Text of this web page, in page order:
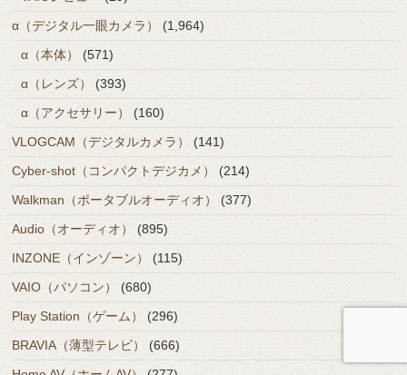
α（デジタル一眼カメラ）
(1,964)
α（本体）
(571)
α（レンズ）
(393)
α（アクセサリー）
(160)
VLOGCAM（デジタルカメラ）
(141)
Cyber-shot（コンパクトデジカメ）
(214)
Walkman（ポータブルオーディオ）
(377)
Audio（オーディオ）
(895)
INZONE（インゾーン）
(115)
VAIO（パソコン）
(680)
Play Station（ゲーム）
(296)
BRAVIA（薄型テレビ）
(666)